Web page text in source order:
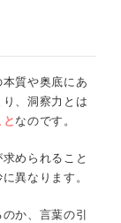
てしまう
質問に回答！
本質や奥底にあ
、洞察力とは
なのです。
められること
異なります。
か、言葉の引